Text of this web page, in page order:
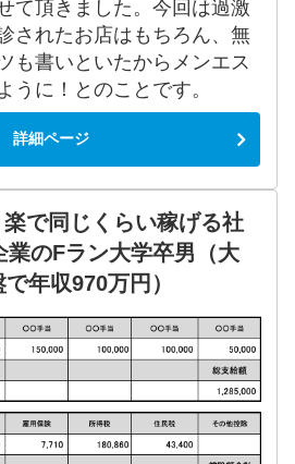
て頂きました。今回は過激
されたお店はもちろん、無
も書いといたからメンエス
うに！とのことです。
詳細ページ
で同じくらい稼げる社
業のFラン大学卒男（大
年収970万円）